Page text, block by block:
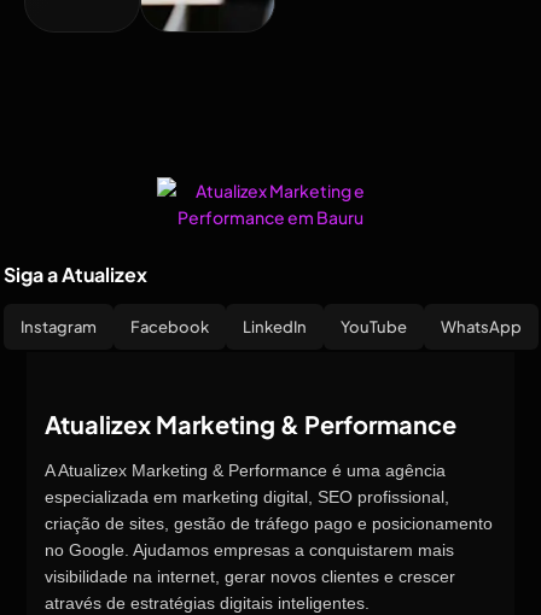
Siga a Atualizex
Instagram Facebook LinkedIn YouTube WhatsApp
Atualizex Marketing & Performance
A Atualizex Marketing & Performance é uma agência
especializada em marketing digital, SEO profissional,
criação de sites, gestão de tráfego pago e posicionamento
no Google. Ajudamos empresas a conquistarem mais
visibilidade na internet, gerar novos clientes e crescer
através de estratégias digitais inteligentes.